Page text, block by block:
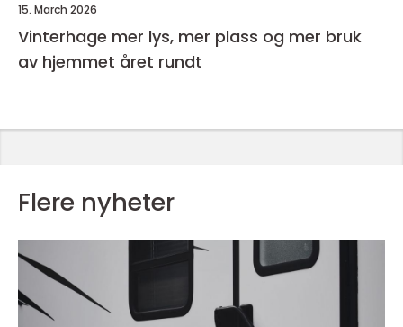
15. March 2026
Vinterhage mer lys, mer plass og mer bruk
av hjemmet året rundt
Flere nyheter